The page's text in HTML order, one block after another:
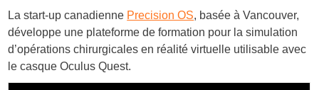
La start-up canadienne Precision OS, basée à Vancouver,
développe une plateforme de formation pour la simulation
d’opérations chirurgicales en réalité virtuelle utilisable avec
le casque Oculus Quest.